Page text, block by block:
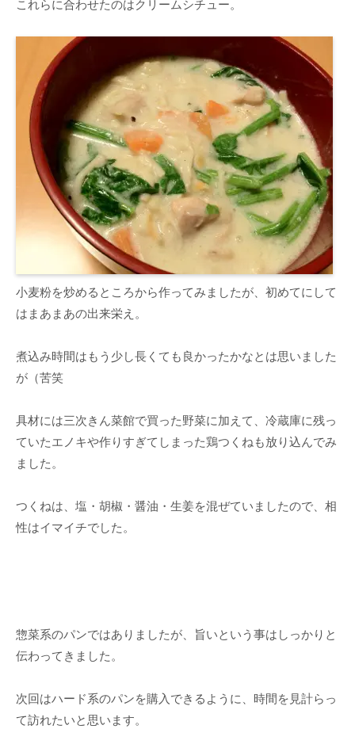
これらに合わせたのはクリームシチュー。
小麦粉を炒めるところから作ってみましたが、初めてにして
はまあまあの出来栄え。
煮込み時間はもう少し長くても良かったかなとは思いました
が（苦笑
具材には三次きん菜館で買った野菜に加えて、冷蔵庫に残っ
ていたエノキや作りすぎてしまった鶏つくねも放り込んでみ
ました。
つくねは、塩・胡椒・醤油・生姜を混ぜていましたので、相
性はイマイチでした。
惣菜系のパンではありましたが、旨いという事はしっかりと
伝わってきました。
次回はハード系のパンを購入できるように、時間を見計らっ
て訪れたいと思います。